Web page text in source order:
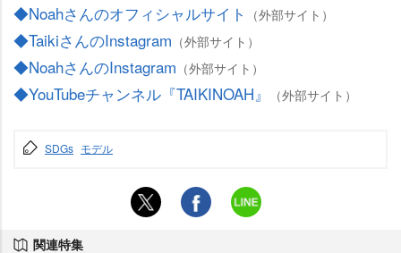
◆Noahさんのオフィシャルサイト （外部サイト）
◆TaikiさんのInstagram （外部サイト）
◆NoahさんのInstagram （外部サイト）
◆YouTubeチャンネル『TAIKINOAH』 （外部サイト）
SDGs モデル
関連特集